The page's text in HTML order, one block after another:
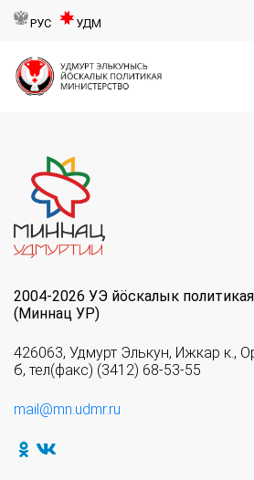
РУС УДМ
2004-2026 УЭ йöскалык
(Миннац УР)
426063, Удмурт Элькун, Ижкар к.,
б, тел(факс) (3412) 68-53-55
mail@mn.udmr.ru